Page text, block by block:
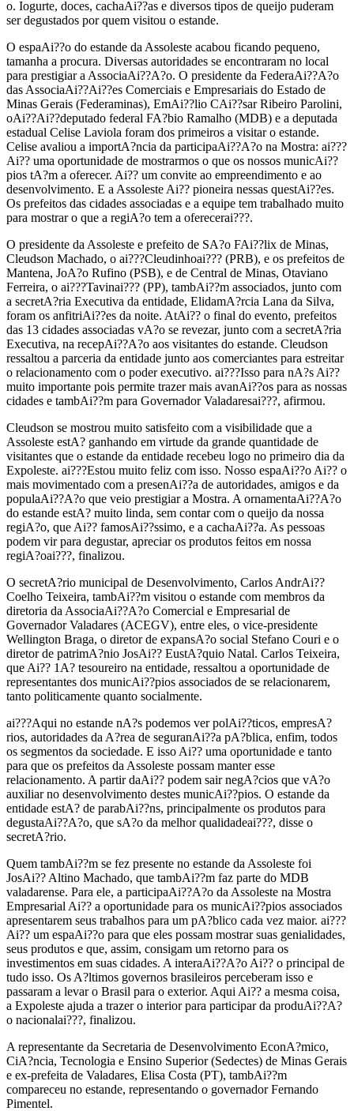
o. Iogurte, doces, cachaAi??as e diversos tipos de queijo puderam
ser degustados por quem visitou o estande.
O espaAi??o do estande da Assoleste acabou ficando pequeno,
tamanha a procura. Diversas autoridades se encontraram no local
para prestigiar a AssociaAi??A?o. O presidente da FederaAi??A?o
das AssociaAi??Ai??es Comerciais e Empresariais do Estado de
Minas Gerais (Federaminas), EmAi??lio CAi??sar Ribeiro Parolini,
oAi??Ai??deputado federal FA?bio Ramalho (MDB) e a deputada
estadual Celise Laviola foram dos primeiros a visitar o estande.
Celise avaliou a importA?ncia da participaAi??A?o na Mostra: ai???
Ai?? uma oportunidade de mostrarmos o que os nossos municAi??
pios tA?m a oferecer. Ai?? um convite ao empreendimento e ao
desenvolvimento. E a Assoleste Ai?? pioneira nessas questAi??es.
Os prefeitos das cidades associadas e a equipe tem trabalhado muito
para mostrar o que a regiA?o tem a oferecerai???.
O presidente da Assoleste e prefeito de SA?o FAi??lix de Minas,
Cleudson Machado, o ai???Cleudinhoai??? (PRB), e os prefeitos de
Mantena, JoA?o Rufino (PSB), e de Central de Minas, Otaviano
Ferreira, o ai???Tavinai??? (PP), tambAi??m associados, junto com
a secretA?ria Executiva da entidade, ElidamA?rcia Lana da Silva,
foram os anfitriAi??es da noite. AtAi?? o final do evento, prefeitos
das 13 cidades associadas vA?o se revezar, junto com a secretA?ria
Executiva, na recepAi??A?o aos visitantes do estande. Cleudson
ressaltou a parceria da entidade junto aos comerciantes para estreitar
o relacionamento com o poder executivo. ai???Isso para nA?s Ai??
muito importante pois permite trazer mais avanAi??os para as nossas
cidades e tambAi??m para Governador Valadaresai???, afirmou.
Cleudson se mostrou muito satisfeito com a visibilidade que a
Assoleste estA? ganhando em virtude da grande quantidade de
visitantes que o estande da entidade recebeu logo no primeiro dia da
Expoleste. ai???Estou muito feliz com isso. Nosso espaAi??o Ai?? o
mais movimentado com a presenAi??a de autoridades, amigos e da
populaAi??A?o que veio prestigiar a Mostra. A ornamentaAi??A?o
do estande estA? muito linda, sem contar com o queijo da nossa
regiA?o, que Ai?? famosAi??ssimo, e a cachaAi??a. As pessoas
podem vir para degustar, apreciar os produtos feitos em nossa
regiA?oai???, finalizou.
O secretA?rio municipal de Desenvolvimento, Carlos AndrAi??
Coelho Teixeira, tambAi??m visitou o estande com membros da
diretoria da AssociaAi??A?o Comercial e Empresarial de
Governador Valadares (ACEGV), entre eles, o vice-presidente
Wellington Braga, o diretor de expansA?o social Stefano Couri e o
diretor de patrimA?nio JosAi?? EustA?quio Natal. Carlos Teixeira,
que Ai?? 1A? tesoureiro na entidade, ressaltou a oportunidade de
representantes dos municAi??pios associados de se relacionarem,
tanto politicamente quanto socialmente.
ai???Aqui no estande nA?s podemos ver polAi??ticos, empresA?
rios, autoridades da A?rea de seguranAi??a pA?blica, enfim, todos
os segmentos da sociedade. E isso Ai?? uma oportunidade e tanto
para que os prefeitos da Assoleste possam manter esse
relacionamento. A partir daAi?? podem sair negA?cios que vA?o
auxiliar no desenvolvimento destes municAi??pios. O estande da
entidade estA? de parabAi??ns, principalmente os produtos para
degustaAi??A?o, que sA?o da melhor qualidadeai???, disse o
secretA?rio.
Quem tambAi??m se fez presente no estande da Assoleste foi
JosAi?? Altino Machado, que tambAi??m faz parte do MDB
valadarense. Para ele, a participaAi??A?o da Assoleste na Mostra
Empresarial Ai?? a oportunidade para os municAi??pios associados
apresentarem seus trabalhos para um pA?blico cada vez maior. ai???
Ai?? um espaAi??o para que eles possam mostrar suas genialidades,
seus produtos e que, assim, consigam um retorno para os
investimentos em suas cidades. A interaAi??A?o Ai?? o principal de
tudo isso. Os A?ltimos governos brasileiros perceberam isso e
passaram a levar o Brasil para o exterior. Aqui Ai?? a mesma coisa,
a Expoleste ajuda a trazer o interior para participar da produAi??A?
o nacionalai???, finalizou.
A representante da Secretaria de Desenvolvimento EconA?mico,
CiA?ncia, Tecnologia e Ensino Superior (Sedectes) de Minas Gerais
e ex-prefeita de Valadares, Elisa Costa (PT), tambAi??m
compareceu no estande, representando o governador Fernando
Pimentel.